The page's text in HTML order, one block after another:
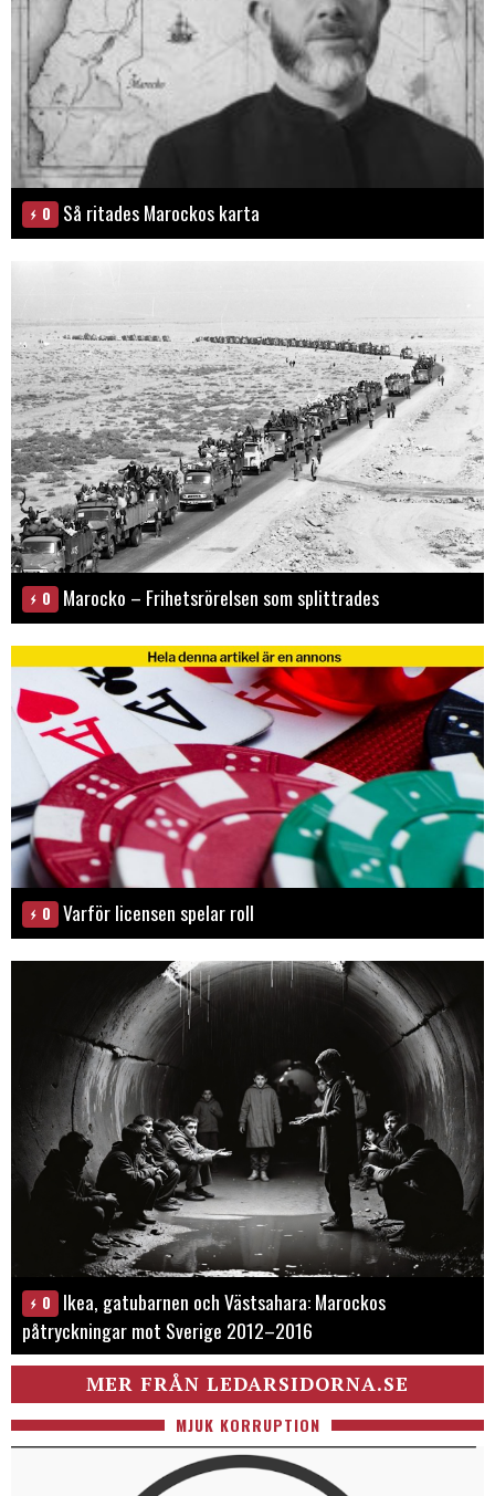
0 Så ritades Marockos karta
0 Marocko – Frihetsrörelsen som splittrades
0 Varför licensen spelar roll
0
Ikea, gatubarnen och Västsahara: Marockos
påtryckningar mot Sverige 2012–2016
MER FRÅN LEDARSIDORNA.SE
MJUK KORRUPTION